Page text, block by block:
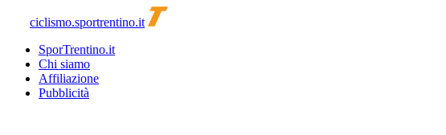
ciclismo.sportrentino.it
SporTrentino.it
Chi siamo
Affiliazione
Pubblicità